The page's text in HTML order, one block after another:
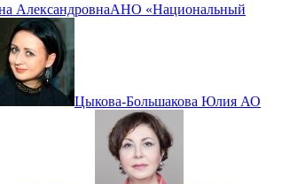
АлександровнаАНО «Национальный
Цыкова-Большакова Юлия АО